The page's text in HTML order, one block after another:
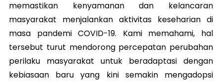
memastikan kenyamanan dan kelancaran
masyarakat menjalankan aktivitas keseharian di
masa pandemi COVID-19. Kami memahami, hal
tersebut turut mendorong percepatan perubahan
perilaku masyarakat untuk beradaptasi dengan
kebiasaan baru yang kini semakin mengadopsi